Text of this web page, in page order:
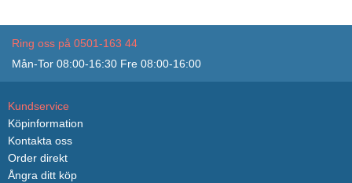
Ring oss på 0501-163 44
Mån-Tor 08:00-16:30 Fre 08:00-16:00
Kundservice
Köpinformation
Kontakta oss
Order direkt
Ångra ditt köp